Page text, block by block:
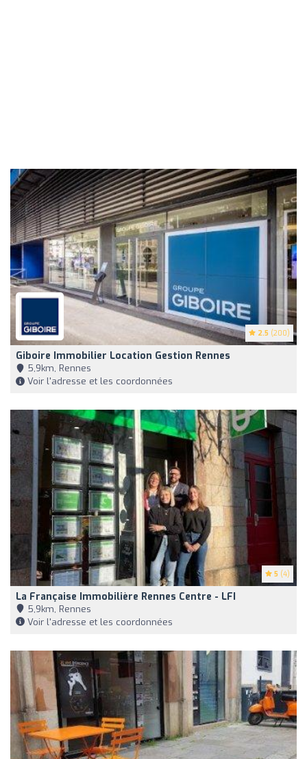
2.5 (200)
Giboire Immobilier Location Gestion Rennes
5,9km, Rennes
Voir l'adresse et les coordonnées
5 (4)
La Française Immobilière Rennes Centre - LFI
5,9km, Rennes
Voir l'adresse et les coordonnées